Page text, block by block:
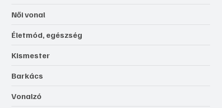
Női vonal
Életmód, egészség
Kismester
Barkács
Vonalzó